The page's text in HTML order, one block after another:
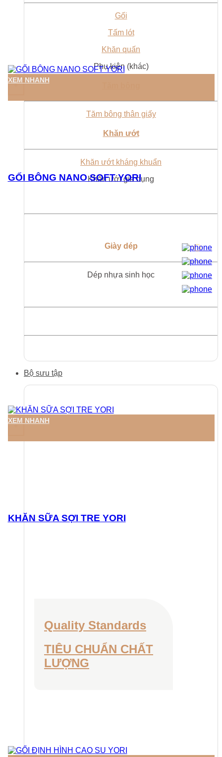
Gối
Tấm lót
Khăn quấn
Phụ kiện (khác)
Tăm bông thân giấy
Khăn ướt
Khăn ướt kháng khuẩn
Khăn ướt gia dụng
Giày dép
Dép nhựa sinh học
Bộ sưu tập
Quality Standards
TIÊU CHUẨN CHẤT
LƯỢNG
+
XEM NHANH
GỐI BÔNG NANO SOFT YORI
+
XEM NHANH
KHĂN SỮA SỢI TRE YORI